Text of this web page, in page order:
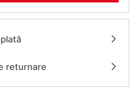
returnare